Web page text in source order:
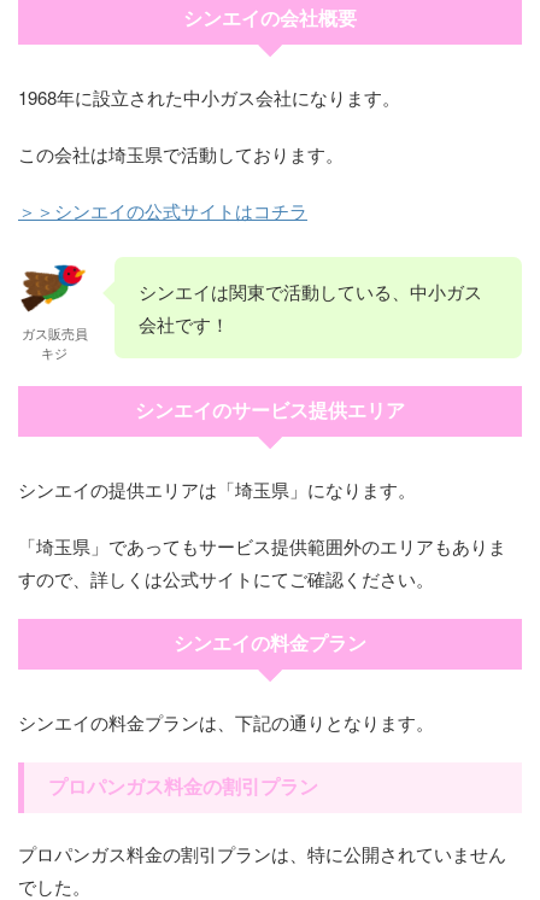
シンエイの会社概要
1968年に設立された中小ガス会社になります。
この会社は埼玉県で活動しております。
＞＞シンエイの公式サイトはコチラ
ガス販売員
キジ
シンエイは関東で活動している、中小ガス
会社です！
シンエイのサービス提供エリア
シンエイの提供エリアは「埼玉県」になります。
「埼玉県」であってもサービス提供範囲外のエリアもありま
すので、詳しくは公式サイトにてご確認ください。
シンエイの料金プラン
シンエイの料金プランは、下記の通りとなります。
プロパンガス料金の割引プラン
プロパンガス料金の割引プランは、特に公開されていません
でした。